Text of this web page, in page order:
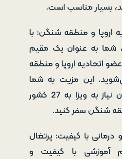
بسیار مناسب است.
اروپا و منطقه شنگن: با
شما به عنوان یک مقیم
اتحادیه اروپا و منطقه
این مزیت به شما
امکان می‌دهد بدون نیاز به ویزا به 27 کشور
شنگن سفر کنید.
با کیفیت: پرتغال
آموزشی با کیفیت و